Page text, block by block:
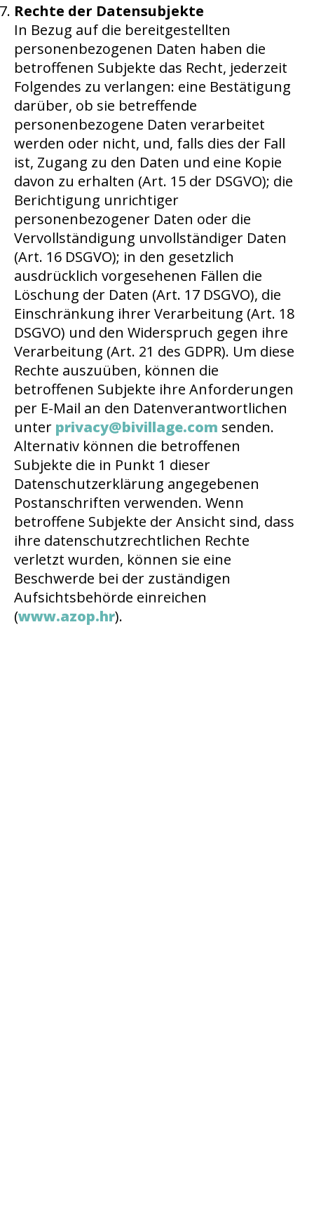
Rechte der Datensubjekte
In Bezug auf die bereitgestellten
personenbezogenen Daten haben die
betroffenen Subjekte das Recht, jederzeit
Folgendes zu verlangen: eine Bestätigung
darüber, ob sie betreffende
personenbezogene Daten verarbeitet
werden oder nicht, und, falls dies der Fall
ist, Zugang zu den Daten und eine Kopie
davon zu erhalten (Art. 15 der DSGVO); die
Berichtigung unrichtiger
personenbezogener Daten oder die
Vervollständigung unvollständiger Daten
(Art. 16 DSGVO); in den gesetzlich
ausdrücklich vorgesehenen Fällen die
Löschung der Daten (Art. 17 DSGVO), die
Einschränkung ihrer Verarbeitung (Art. 18
DSGVO) und den Widerspruch gegen ihre
Verarbeitung (Art. 21 des GDPR). Um diese
Rechte auszuüben, können die
betroffenen Subjekte ihre Anforderungen
per E-Mail an den Datenverantwortlichen
unter privacy@bivillage.com senden.
Alternativ können die betroffenen
Subjekte die in Punkt 1 dieser
Datenschutzerklärung angegebenen
Postanschriften verwenden. Wenn
betroffene Subjekte der Ansicht sind, dass
ihre datenschutzrechtlichen Rechte
verletzt wurden, können sie eine
Beschwerde bei der zuständigen
Aufsichtsbehörde einreichen
(www.azop.hr).